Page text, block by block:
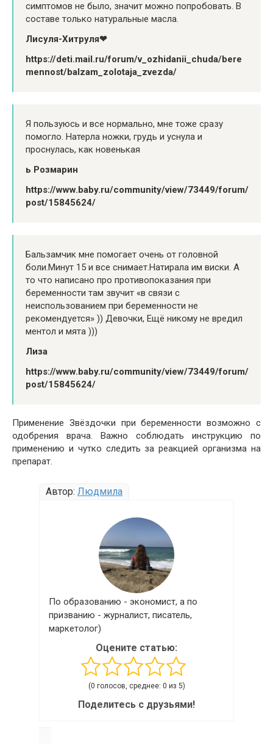
симптомов не было, значит можно попробовать. В
составе только натуральные масла.
Лисуля-Хитруля❤
https://deti.mail.ru/forum/v_ozhidanii_chuda/bere
mennost/balzam_zolotaja_zvezda/
Я пользуюсь и все нормально, мне тоже сразу
помогло. Натерла ножки, грудь и уснула и
проснулась, как новенькая
ь Розмарин
https://www.baby.ru/community/view/73449/forum/
post/15845624/
Бальзамчик мне помогает очень от головной
боли.Минут 15 и все снимает.Натирала им виски. А
то что написано про противопоказания при
беременности там звучит «в связи с
неиспользованием при беременности не
рекомендуется» )) Девочки, Ещё никому не вредил
ментол и мята )))
Лиза
https://www.baby.ru/community/view/73449/forum/
post/15845624/
Применение Звёздочки при беременности возможно с
одобрения врача. Важно соблюдать инструкцию по
применению и чутко следить за реакцией организма на
препарат.
Автор: Людмила
По образованию - экономист, а по
призванию - журналист, писатель,
маркетолог)
Оцените статью:
(0 голосов, среднее: 0 из 5)
Поделитесь с друзьями!